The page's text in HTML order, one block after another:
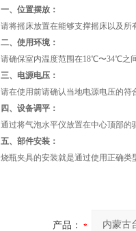
一、位置摆放：
请将摇床放置在能够支撑摇床以及
二、使用环境：
请确保室内温度范围在18℃〜34℃之
三、电源电压：
请在使用前请确认当地电源电压的
四、设备调平：
通过将气泡水平仪放置在中心顶部
五、部件安装：
烧瓶夹具的安装就是通过使用正确
产品：